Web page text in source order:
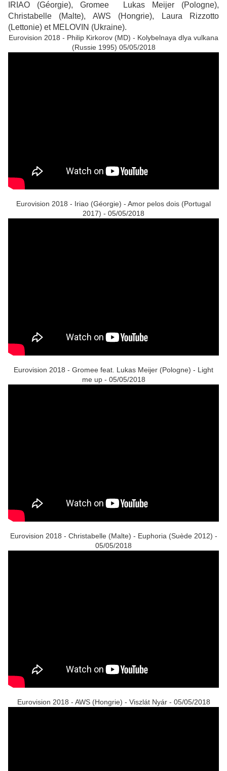
IRIAO (Géorgie), Gromee Lukas Meijer (Pologne),
Christabelle (Malte), AWS (Hongrie), Laura Rizzotto
(Lettonie) et MELOVIN (Ukraine).
Eurovision 2018 - Philip Kirkorov (MD) - Kolybelnaya dlya vulkana
(Russie 1995) 05/05/2018
Eurovision 2018 - Iriao (Géorgie) - Amor pelos dois (Portugal
2017) - 05/05/2018
Eurovision 2018 - Gromee feat. Lukas Meijer (Pologne) - Light
me up - 05/05/2018
Eurovision 2018 - Christabelle (Malte) - Euphoria (Suède 2012) -
05/05/2018
Eurovision 2018 - AWS (Hongrie) - Viszlát Nyár - 05/05/2018